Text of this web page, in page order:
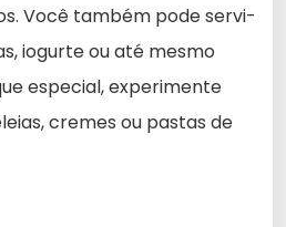
Você também pode servi-
iogurte ou até mesmo
especial, experimente
cremes ou pastas de